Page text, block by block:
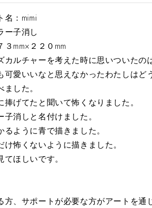
名：mimi
ー子消し
mm×２２０mm
カルチャーを考えた時に思いついたの
可愛いいなと思えなかったわたしはど
した。
捧げてたと聞いて怖くなりました。
子消しと名付けました。
ように青で描きました。
け怖くないように描きました。
ほしいです。
方、サポートが必要な方がアートを通